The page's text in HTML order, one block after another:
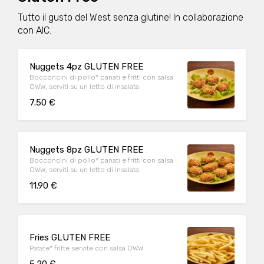
Tutto il gusto del West senza glutine! In collaborazione
con AIC.
Nuggets 4pz GLUTEN FREE
Bocconcini di pollo* panati e fritti con salsa
OWW, serviti su un letto di insalata
7.50 €
Nuggets 8pz GLUTEN FREE
Bocconcini di pollo* panati e fritti con salsa
OWW, serviti su un letto di insalata
11.90 €
Fries GLUTEN FREE
Patate* fritte servite con salsa OWW